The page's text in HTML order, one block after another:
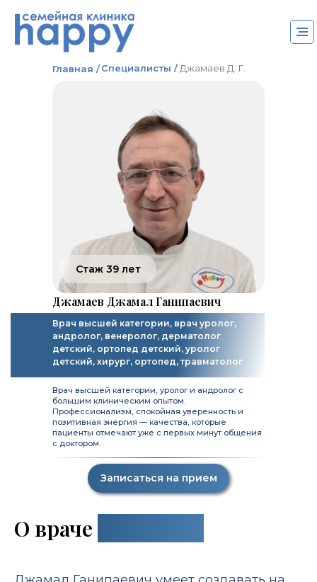
Специалисты /
Главная / Джамаев Д. Г.
Джамаев Джамал Ганипаевич
Стаж 39 лет
Врач высшей категории, врач уролог,
андролог, венеролог, дерматолог
детский, ортопед детский, уролог
детский, хирург, ортопед, травматолог
Врач высшей категории, уролог и андролог с
большим клиническим опытом.
Профессионализм, спокойная уверенность и
позитивная энергия — качества, которые
пациенты отмечают уже с первых минут общения
с доктором.
Записаться на прием
О враче